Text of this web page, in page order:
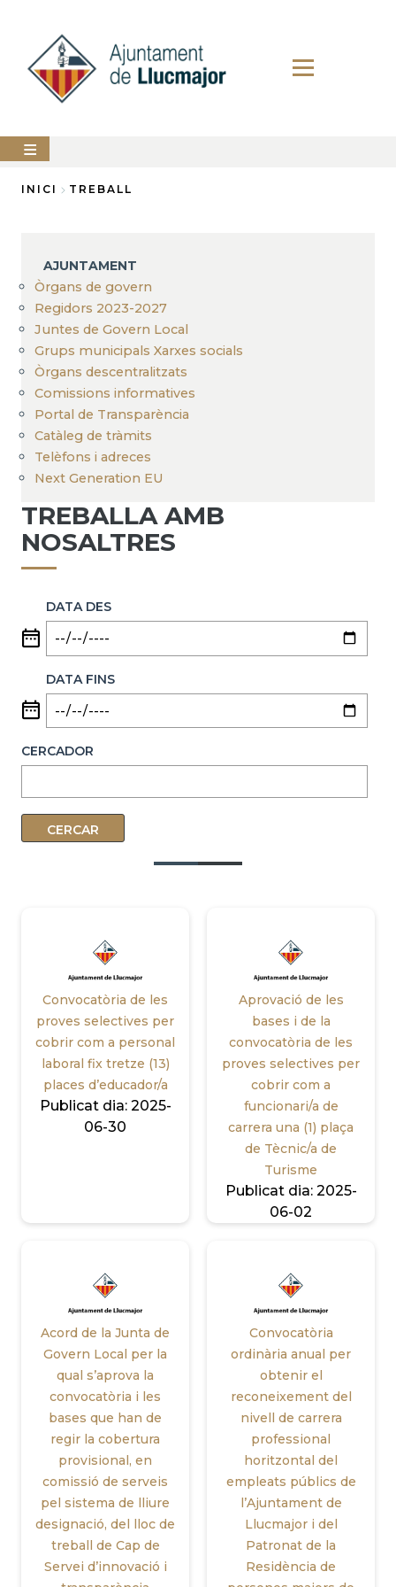
contingut
AJUNTAMENT
SERVEIS
MUNICIPALS
PERFIL
DEL
CONTRACTANT
ANUNCIS
INICI TREBALL
AJUNTAMENT
Òrgans de govern
Regidors 2023-2027
Juntes de Govern Local
Grups municipals Xarxes socials
Òrgans descentralitzats
Comissions informatives
Portal de Transparència
Catàleg de tràmits
Telèfons i adreces
Next Generation EU
TREBALLA AMB
NOSALTRES
DATA DES
DATA FINS
CERCADOR
Convocatòria de les
proves selectives per
cobrir com a personal
laboral fix tretze (13)
places d’educador/a
Publicat dia: 2025-
06-30
Aprovació de les
bases i de la
convocatòria de les
proves selectives per
cobrir com a
funcionari/a de
carrera una (1) plaça
de Tècnic/a de
Turisme
Publicat dia: 2025-
06-02
Acord de la Junta de
Govern Local per la
qual s’aprova la
convocatòria i les
bases que han de
regir la cobertura
provisional, en
comissió de serveis
pel sistema de lliure
designació, del lloc de
treball de Cap de
Servei d’innovació i
Convocatòria
ordinària anual per
obtenir el
reconeixement del
nivell de carrera
professional
horitzontal del
empleats públics de
l’Ajuntament de
Llucmajor i del
Patronat de la
Residència de